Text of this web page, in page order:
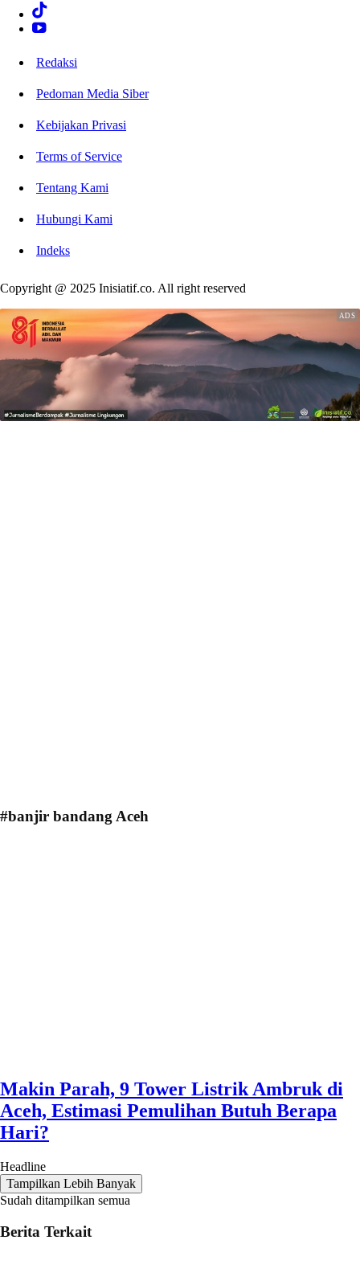
Redaksi
Pedoman Media Siber
Kebijakan Privasi
Terms of Service
Tentang Kami
Hubungi Kami
Indeks
Copyright @ 2025 Inisiatif.co. All right reserved
#banjir bandang Aceh
Makin Parah, 9 Tower Listrik Ambruk di
Aceh, Estimasi Pemulihan Butuh Berapa
Hari?
Headline
Tampilkan Lebih Banyak
Sudah ditampilkan semua
Berita Terkait